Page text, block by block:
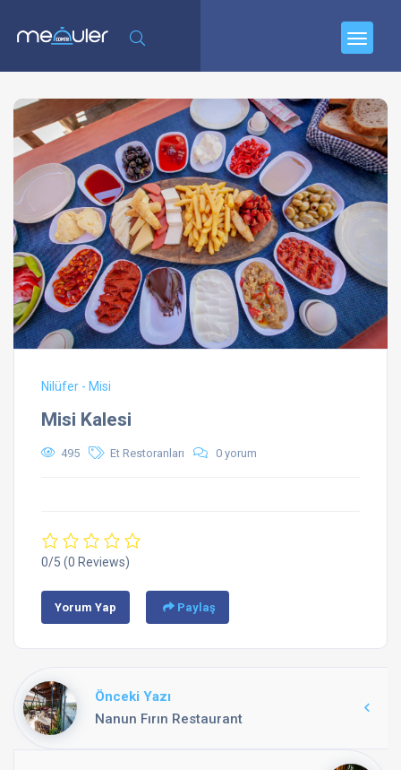
Nilüfer - Misi
Misi Kalesi
495 Et Restoranları 0 yorum
0/5 (0 Reviews)
Yorum Yap Paylaş
Önceki Yazı
Nanun Fırın Restaurant